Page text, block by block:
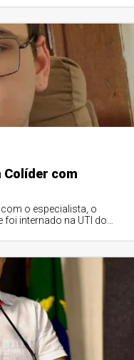
Colíder com
o especialista, o
foi internado na UTI do